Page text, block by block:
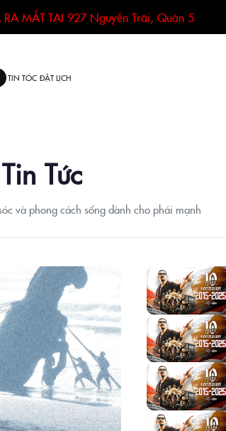
MẮT TẠI 927 Nguyễn Trãi, Quận 5
TIN TÓC ĐẶT LỊCH
Tin Tức
và phong cách sống dành cho phái mạnh